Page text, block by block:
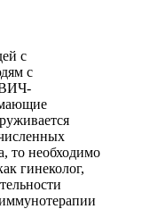
с
с
то необходимо
гинеколог,